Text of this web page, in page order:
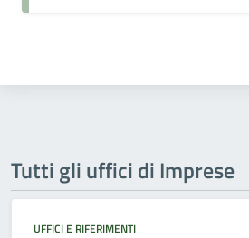
Tutti gli uffici di Imprese
UFFICI E RIFERIMENTI